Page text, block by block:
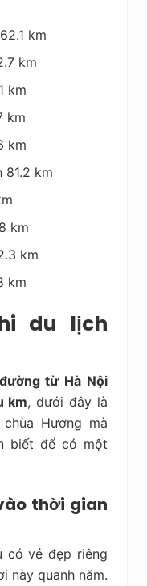
km
km
km
km
km
81.2 km
km
km
km
du lịch
từ Hà Nội
km, dưới đây là
Hương mà
biết để có một
thời gian
có vẻ đẹp riêng
này quanh năm.